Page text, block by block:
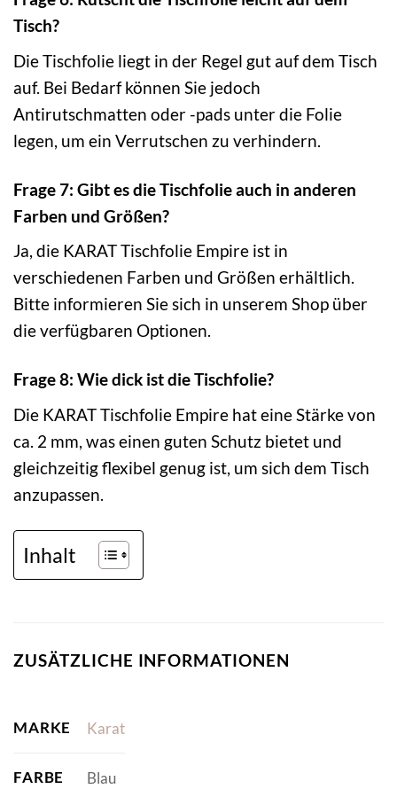
Tisch?
Die Tischfolie liegt in der Regel gut auf dem Tisch
auf. Bei Bedarf können Sie jedoch
Antirutschmatten oder -pads unter die Folie
legen, um ein Verrutschen zu verhindern.
Frage 7: Gibt es die Tischfolie auch in anderen
Farben und Größen?
Ja, die KARAT Tischfolie Empire ist in
verschiedenen Farben und Größen erhältlich.
Bitte informieren Sie sich in unserem Shop über
die verfügbaren Optionen.
Frage 8: Wie dick ist die Tischfolie?
Die KARAT Tischfolie Empire hat eine Stärke von
ca. 2 mm, was einen guten Schutz bietet und
gleichzeitig flexibel genug ist, um sich dem Tisch
anzupassen.
Inhalt
ZUSÄTZLICHE INFORMATIONEN
MARKE Karat
FARBE Blau